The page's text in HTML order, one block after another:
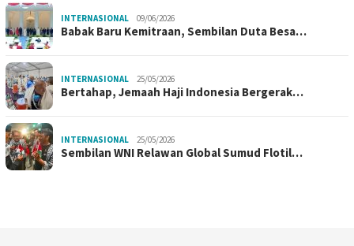
INTERNASIONAL 09/06/2026
Babak Baru Kemitraan, Sembilan Duta Besa…
INTERNASIONAL 25/05/2026
Bertahap, Jemaah Haji Indonesia Bergerak…
INTERNASIONAL 25/05/2026
Sembilan WNI Relawan Global Sumud Flotil…